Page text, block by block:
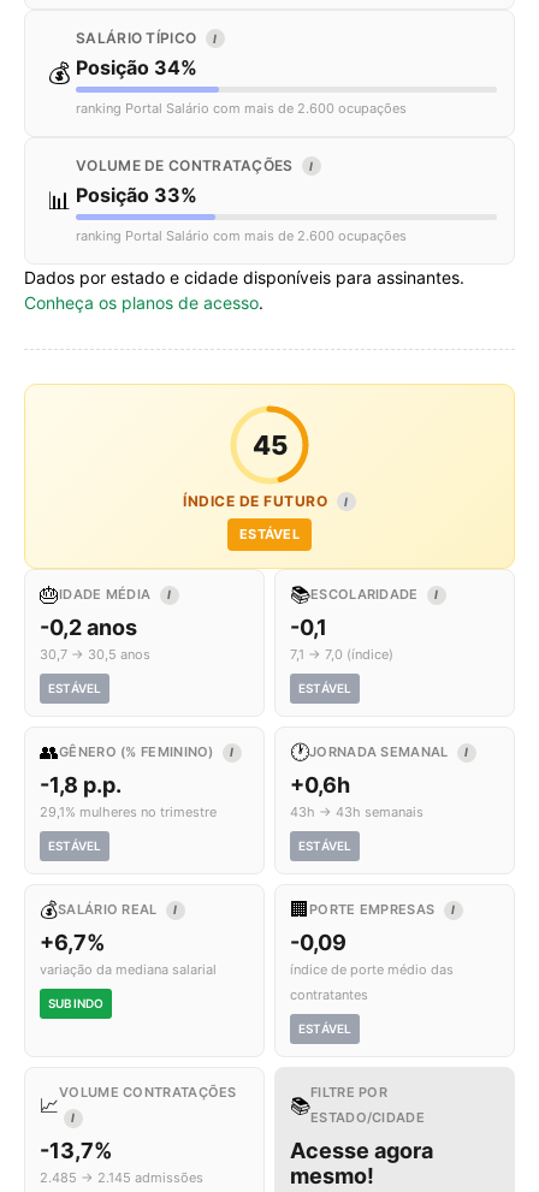
💰
SALÁRIO TÍPICO I
Posição 34%
ranking Portal Salário com mais de 2.600 ocupações
📊
VOLUME DE CONTRATAÇÕES I
Posição 33%
ranking Portal Salário com mais de 2.600 ocupações
Dados por estado e cidade disponíveis para assinantes.
Conheça os planos de acesso.
45
ÍNDICE DE FUTURO I
ESTÁVEL
🎂IDADE MÉDIA I
-0,2 anos
30,7 → 30,5 anos
ESTÁVEL
📚ESCOLARIDADE I
-0,1
7,1 → 7,0 (índice)
ESTÁVEL
👥GÊNERO (% FEMININO) I
-1,8 p.p.
29,1% mulheres no trimestre
ESTÁVEL
🕐JORNADA SEMANAL I
+0,6h
43h → 43h semanais
ESTÁVEL
💰SALÁRIO REAL I
+6,7%
variação da mediana salarial
SUBINDO
🏢 PORTE EMPRESAS I
-0,09
índice de porte médio das
contratantes
ESTÁVEL
📈
VOLUME CONTRATAÇÕES
I
-13,7%
2.485 → 2.145 admissões
📚
FILTRE POR
ESTADO/CIDADE
Acesse agora
mesmo!